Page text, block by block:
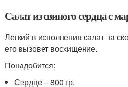
Салат из свиного сердца с
Легкий в исполнения салат на
его вызовет восхищение.
Понадобится:
Сердце – 800 гр.